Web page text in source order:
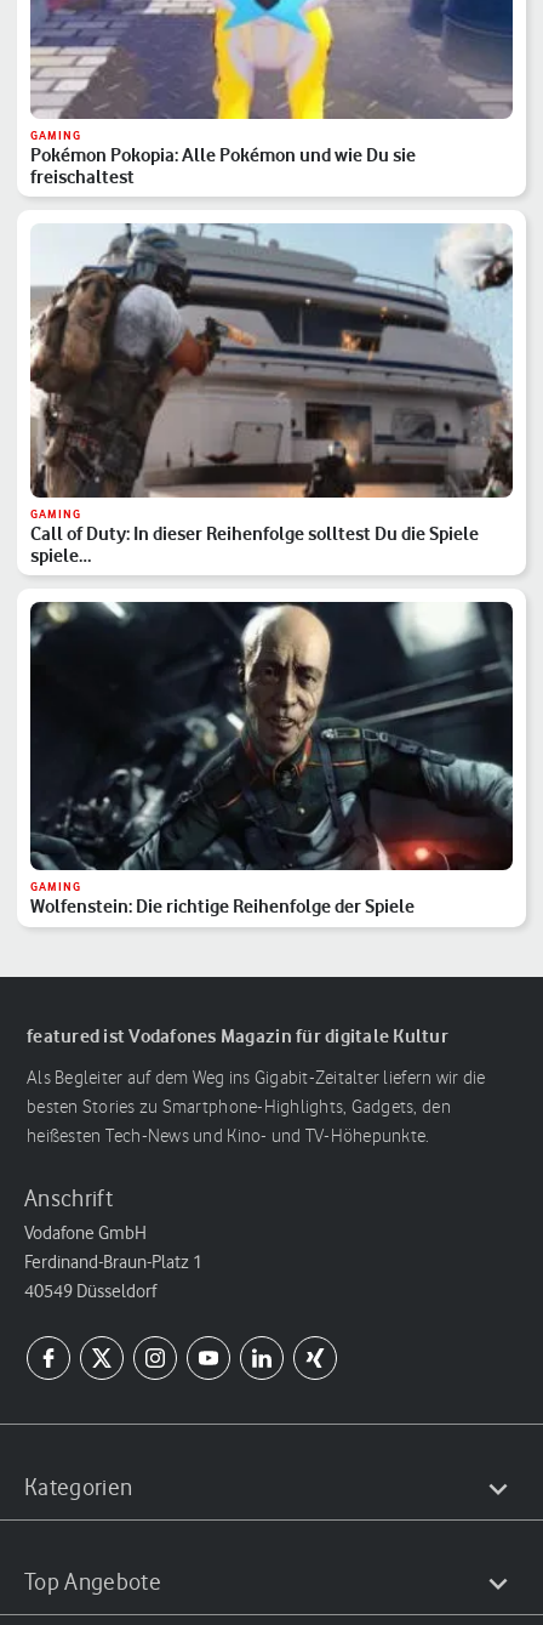
GAMING
Pokémon Pokopia: Alle Pokémon und wie Du sie
freischaltest
GAMING
Call of Duty: In dieser Reihenfolge solltest Du die Spiele
spiele…
GAMING
Wolfenstein: Die richtige Reihenfolge der Spiele
featured ist Vodafones Magazin für digitale Kultur
Als Begleiter auf dem Weg ins Gigabit-Zeitalter liefern wir die
besten Stories zu Smartphone-Highlights, Gadgets, den
heißesten Tech-News und Kino- und TV-Höhepunkte.
Anschrift
Vodafone GmbH
Ferdinand-Braun-Platz 1
40549 Düsseldorf
Kategorien
Top Angebote